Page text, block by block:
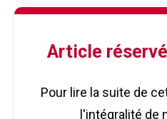
Article
Pour lire la suite de
l'intégralité de